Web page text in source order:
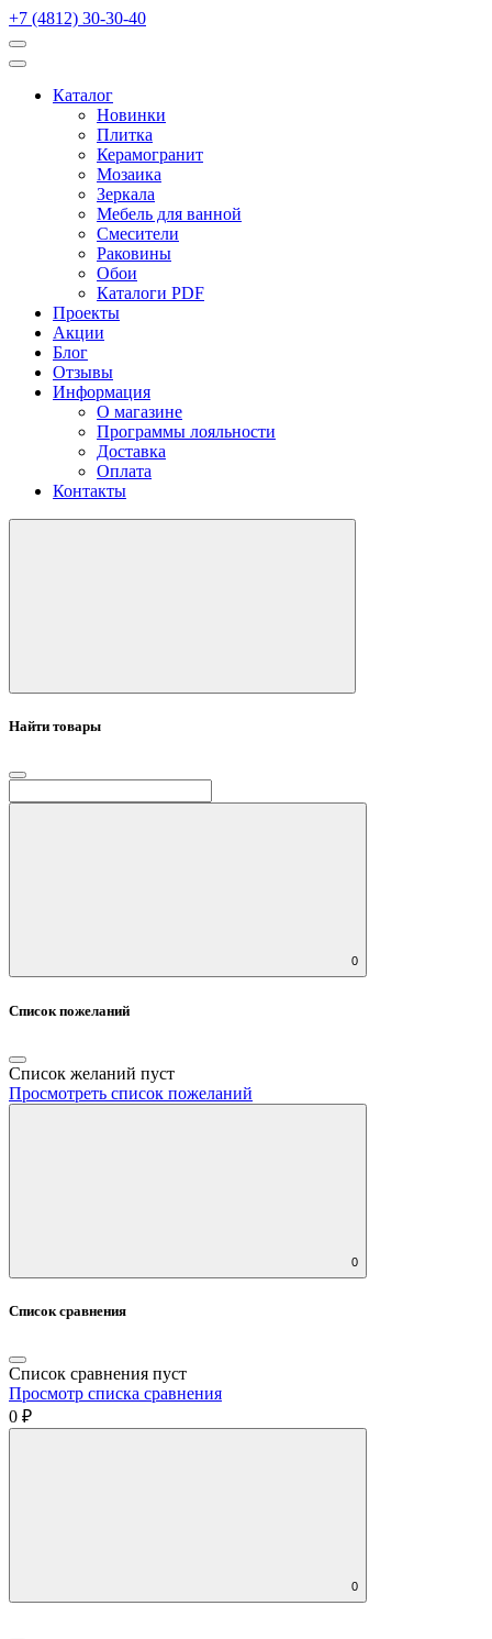
+7 (4812) 30-30-40
Каталог
Новинки
Плитка
Керамогранит
Мозаика
Зеркала
Мебель для ванной
Смесители
Раковины
Обои
Каталоги PDF
Проекты
Акции
Блог
Отзывы
Информация
О магазине
Программы лояльности
Доставка
Оплата
Контакты
Найти товары
0
Список пожеланий
Список желаний пуст
Просмотреть список пожеланий
0
Список сравнения
Список сравнения пуст
Просмотр списка сравнения
0 ₽
0